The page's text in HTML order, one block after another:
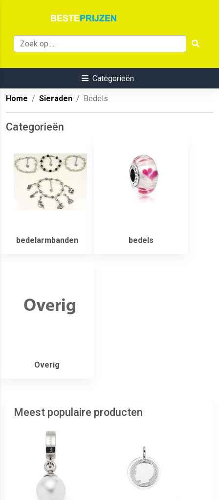
Categorieën
Home Sieraden Bedels
Categorieën
bedelarmbanden bedels
Overig
Meest populaire producten